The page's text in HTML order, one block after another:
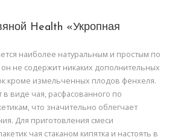
Health «Укропная
наиболее натуральным и простым по
он не содержит никаких дополнительных
кроме измельченных плодов фенхеля.
виде чая, расфасованного по
что значительно облегчает
Для приготовления смеси
чая стаканом кипятка и настоять в